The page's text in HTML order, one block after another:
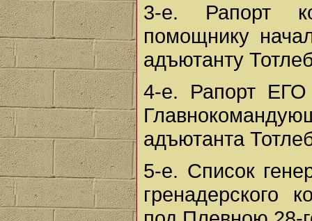
3-е. Рапорт
помощнику
адъютанту
4-е. Рапорт
адъютанта
5-е. Список
гренадерского